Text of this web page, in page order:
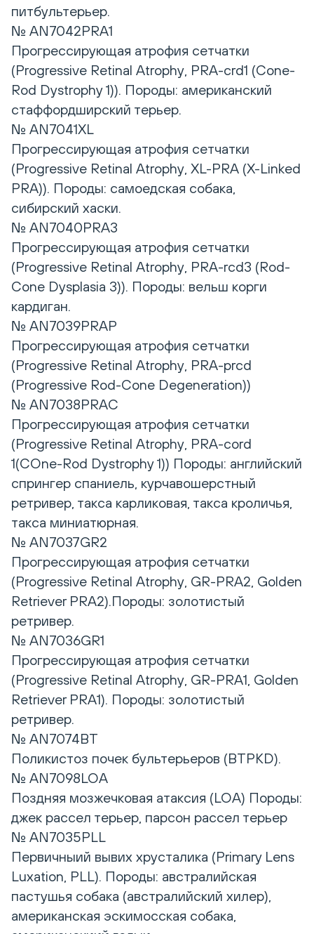
питбультерьер.
№ AN7042PRA1
Прогрессирующая атрофия сетчатки
(Progressive Retinal Atrophy, PRA-crd1 (Cоne-
Rod Dystrophy 1)). Породы: американский
стаффордширский терьер.
№ AN7041XL
Прогрессирующая атрофия сетчатки
(Progressive Retinal Atrophy, XL-PRA (X-Linked
PRA)). Породы: самоедская собака,
сибирский хаски.
№ AN7040PRA3
Прогрессирующая атрофия сетчатки
(Progressive Retinal Atrophy, PRA-rcd3 (Rod-
Cone Dysplasia 3)). Породы: вельш корги
кардиган.
№ AN7039PRAP
Прогрессирующая атрофия сетчатки
(Progressive Retinal Atrophy, PRA-prcd
(Progressive Rod-Cone Degeneration))
№ AN7038PRAC
Прогрессирующая атрофия сетчатки
(Progressive Retinal Atrophy, PRA-cord
1(CОne-Rod Dystrophy 1)) Породы: английский
спрингер спаниель, курчавошерстный
ретривер, такса карликовая, такса кроличья,
такса миниатюрная.
№ AN7037GR2
Прогрессирующая атрофия сетчатки
(Progressive Retinal Atrophy, GR-PRA2, Golden
Retriever PRA2).Породы: золотистый
ретривер.
№ AN7036GR1
Прогрессирующая атрофия сетчатки
(Progressive Retinal Atrophy, GR-PRA1, Golden
Retriever PRA1). Породы: золотистый
ретривер.
№ AN7074BT
Поликистоз почек бультерьеров (BTPKD).
№ AN7098LOA
Поздняя мозжечковая атаксия (LOA) Породы:
джек рассел терьер, парсон рассел терьер
№ AN7035PLL
Первичныий вывих хрусталика (Primary Lens
Luxation, PLL). Породы: австралийская
пастушья собака (австралийский хилер),
американская эскимосская собака,